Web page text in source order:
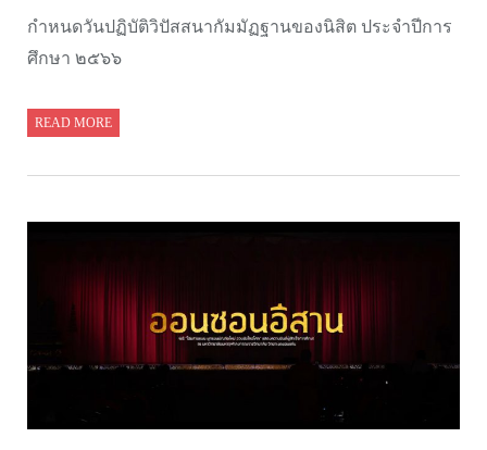
กำหนดวันปฏิบัติวิปัสสนากัมมัฏฐานของนิสิต ประจำปีการ
ศึกษา ๒๕๖๖
READ MORE